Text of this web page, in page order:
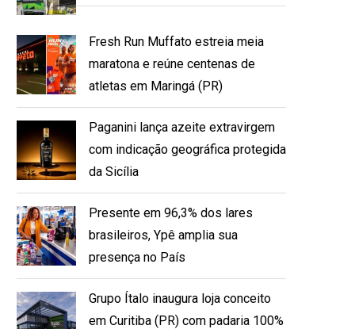
Fresh Run Muffato estreia meia
maratona e reúne centenas de
atletas em Maringá (PR)
Paganini lança azeite extravirgem
com indicação geográfica protegida
da Sicília
Presente em 96,3% dos lares
brasileiros, Ypê amplia sua
presença no País
Grupo Ítalo inaugura loja conceito
em Curitiba (PR) com padaria 100%